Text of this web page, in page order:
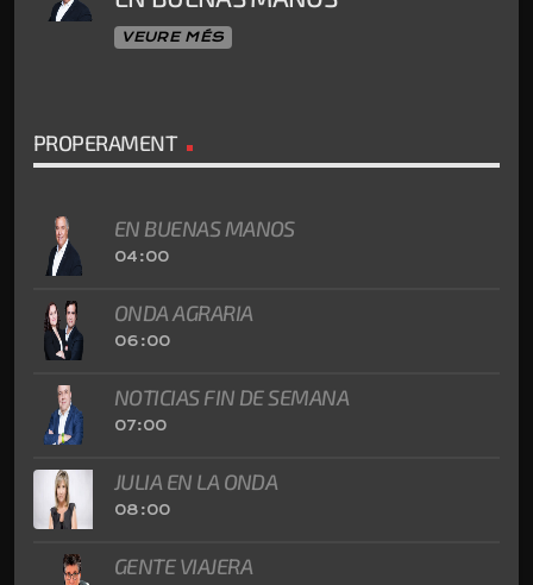
VEURE MÉS
PROPERAMENT
EN BUENAS MANOS
04:00
ONDA AGRARIA
06:00
NOTICIAS FIN DE SEMANA
07:00
JULIA EN LA ONDA
08:00
GENTE VIAJERA